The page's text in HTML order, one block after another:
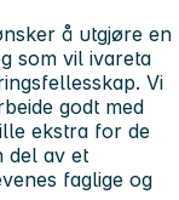
å utgjøre en
som vil ivareta
Vi
godt med
ekstra for de
del av et
faglige og